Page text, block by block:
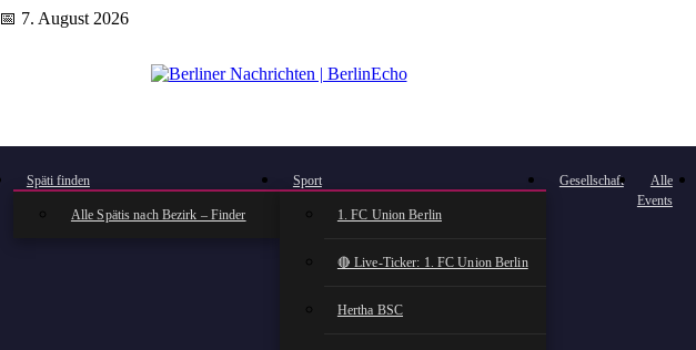
📅 7. August 2026
Späti finden
Alle Spätis nach Bezirk – Finder
Sport
1. FC Union Berlin
🔴 Live-Ticker: 1. FC Union Berlin
Hertha BSC
Gesellschaft
Alle
Events